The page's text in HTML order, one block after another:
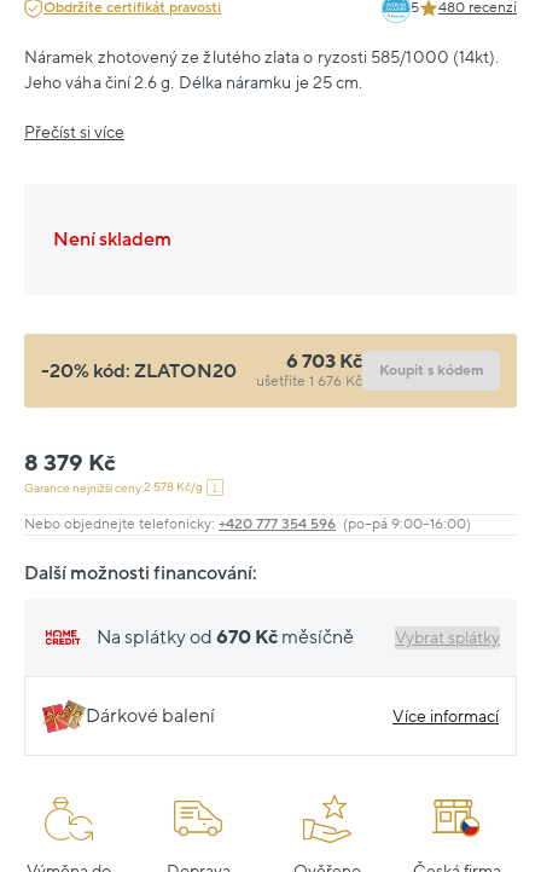
Obdržíte certifikát pravosti 5 480 recenzí
Náramek zhotovený ze žlutého zlata o ryzosti 585/1000 (14kt).
Jeho váha činí 2.6 g. Délka náramku je 25 cm.
Přečíst si více
Není skladem
-20% kód: ZLATON20 6 703 Kč
ušetříte 1 676 Kč
Koupit s kódem
8 379 Kč
Garance nejnižší ceny:2 578 Kč/g
Nebo objednejte telefonicky: +420 777 354 596 (po–pá 9:00–16:00)
Další možnosti financování:
Na splátky od 670 Kč měsíčně Vybrat splátky
Dárkové balení Více informací